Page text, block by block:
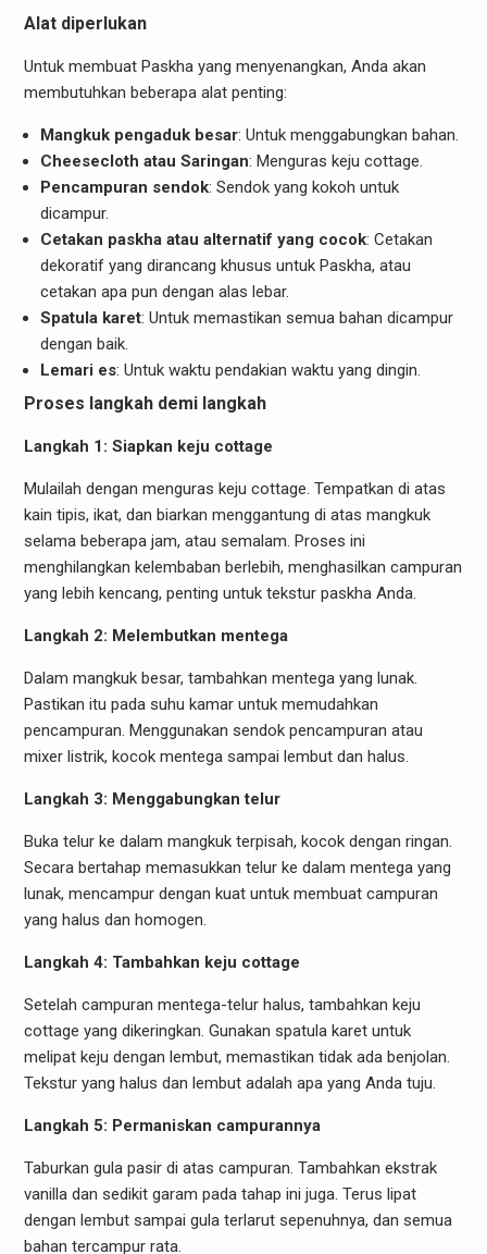
Alat diperlukan
Untuk membuat Paskha yang menyenangkan, Anda akan
membutuhkan beberapa alat penting:
Mangkuk pengaduk besar: Untuk menggabungkan bahan.
Cheesecloth atau Saringan: Menguras keju cottage.
Pencampuran sendok: Sendok yang kokoh untuk
dicampur.
Cetakan paskha atau alternatif yang cocok: Cetakan
dekoratif yang dirancang khusus untuk Paskha, atau
cetakan apa pun dengan alas lebar.
Spatula karet: Untuk memastikan semua bahan dicampur
dengan baik.
Lemari es: Untuk waktu pendakian waktu yang dingin.
Proses langkah demi langkah
Langkah 1: Siapkan keju cottage
Mulailah dengan menguras keju cottage. Tempatkan di atas
kain tipis, ikat, dan biarkan menggantung di atas mangkuk
selama beberapa jam, atau semalam. Proses ini
menghilangkan kelembaban berlebih, menghasilkan campuran
yang lebih kencang, penting untuk tekstur paskha Anda.
Langkah 2: Melembutkan mentega
Dalam mangkuk besar, tambahkan mentega yang lunak.
Pastikan itu pada suhu kamar untuk memudahkan
pencampuran. Menggunakan sendok pencampuran atau
mixer listrik, kocok mentega sampai lembut dan halus.
Langkah 3: Menggabungkan telur
Buka telur ke dalam mangkuk terpisah, kocok dengan ringan.
Secara bertahap memasukkan telur ke dalam mentega yang
lunak, mencampur dengan kuat untuk membuat campuran
yang halus dan homogen.
Langkah 4: Tambahkan keju cottage
Setelah campuran mentega-telur halus, tambahkan keju
cottage yang dikeringkan. Gunakan spatula karet untuk
melipat keju dengan lembut, memastikan tidak ada benjolan.
Tekstur yang halus dan lembut adalah apa yang Anda tuju.
Langkah 5: Permaniskan campurannya
Taburkan gula pasir di atas campuran. Tambahkan ekstrak
vanilla dan sedikit garam pada tahap ini juga. Terus lipat
dengan lembut sampai gula terlarut sepenuhnya, dan semua
bahan tercampur rata.